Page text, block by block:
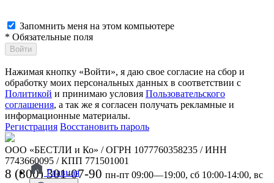
Запомнить меня на этом компьютере
* Обязательные поля
Войти
Нажимая кнопку «Войти», я даю свое согласие на сбор и
обработку моих персональных данных в соответствии с
Политикой и принимаю условия Пользовательского
соглашения, а так же я согласен получать рекламные и
информационные материалы.
Регистрация Восстановить пароль
ООО «БЕСТЛИ и Ко» / ОГРН 1077760358235 / ИНН
7743660095 / КПП 771501001
8 (800) 301-07-90 пн-пт 09:00—19:00, сб 10:00-14:00, вс
Главная